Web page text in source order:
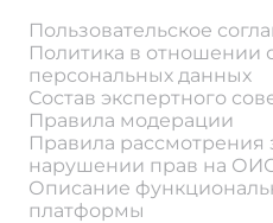
Пользовательское
Политика в отношении
персональных данных
Состав экспертного
Правила модерации
Правила рассмотрения
нарушении прав на
Описание
платформы